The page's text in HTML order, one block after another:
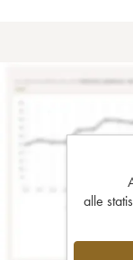
alle